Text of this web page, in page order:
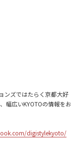
ンズではたらく京都大好
幅広いKYOTOの情報をお
digistylekyoto/